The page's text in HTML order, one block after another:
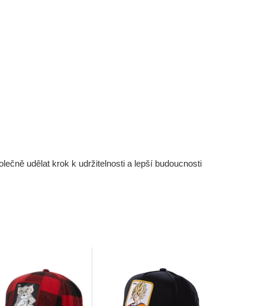
udělat krok k udržitelnosti a lepší budoucnosti